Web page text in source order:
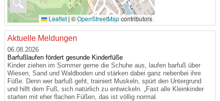
🔍
Leaflet | ©OpenStreetMapcontributors
Aktuelle Meldungen
06.08.2026
Barfußlaufen fördert gesunde Kinderfüße
Kinder ziehen im Sommer gerne die Schuhe aus, laufen barfuß über
Wiesen, Sand und Waldboden und stärken dabei ganz nebenbei ihre
Füße. Denn wer barfuß geht, trainiert Muskeln, spürt den Untergrund
und hilft dem Fuß, sich natürlich zu entwickeln. „Fast alle Kleinkinder
starten mit eher flachen Füßen, das ist völlig normal.